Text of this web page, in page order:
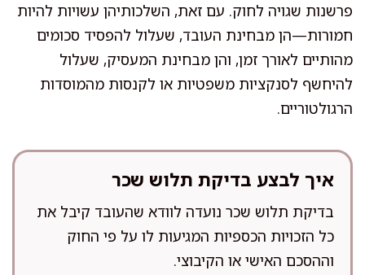
פרשנות שגויה לחוק. עם זאת, השלכותיהן עשויות להיות
חמורות—הן מבחינת העובד, שעלול להפסיד סכומים
מהותיים לאורך זמן, והן מבחינת המעסיק, שעלול
להיחשף לסנקציות משפטיות או לקנסות מהמוסדות
הרגולטוריים.
איך לבצע בדיקת תלוש שכר
בדיקת תלוש שכר נועדה לוודא שהעובד קיבל את
כל הזכויות הכספיות המגיעות לו על פי החוק
וההסכם האישי או הקיבוצי.